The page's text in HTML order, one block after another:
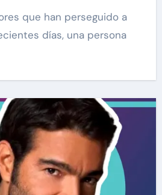
días, una persona